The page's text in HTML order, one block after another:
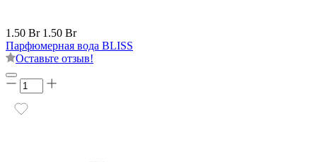
1.50 Br 1.50 Br
Парфюмерная вода BLISS
Оставьте отзыв!